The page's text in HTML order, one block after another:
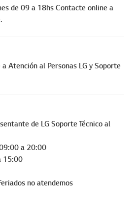
de 09 a 18hs Contacte online a
a Atención al Personas LG y Soporte
de LG Soporte Técnico al
a 20:00
15:00
no atendemos